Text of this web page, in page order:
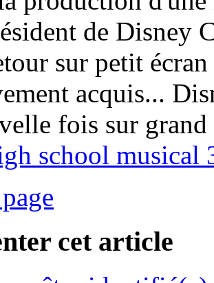
de Disney
sur petit écran
acquis...
fois sur grand
school musical
cet article